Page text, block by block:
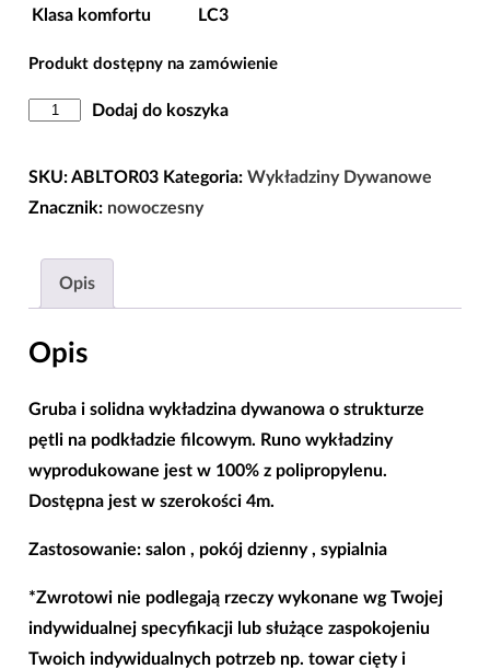
Klasa komfortu LC3
Produkt dostępny na zamówienie
ilość
Dywanowa
Pokojowa
03
4m
Dodaj do koszyka
SKU:ABLTOR03 Kategoria: Wykładziny Dywanowe
Znacznik: nowoczesny
Opis
Opis
Gruba i solidna wykładzina dywanowa o strukturze
pętli na podkładzie filcowym. Runo wykładziny
wyprodukowane jest w 100% z polipropylenu.
Dostępna jest w szerokości 4m.
Zastosowanie: salon , pokój dzienny , sypialnia
*Zwrotowi nie podlegają rzeczy wykonane wg Twojej
indywidualnej specyfikacji lub służące zaspokojeniu
Twoich indywidualnych potrzeb np. towar cięty i